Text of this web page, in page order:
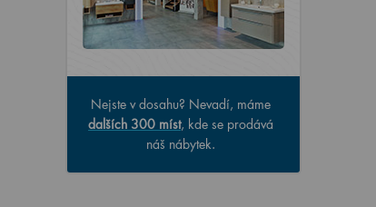
Nejste v dosahu? Nevadí, máme
dalších 300 míst, kde se prodává
náš nábytek.